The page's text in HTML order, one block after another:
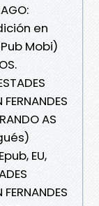
en
Mobi)
AS
EU,